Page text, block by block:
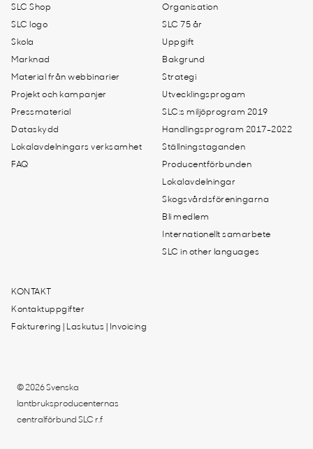
SLC Shop
SLC logo
Skola
Marknad
Material från webbinarier
Projekt och kampanjer
Pressmaterial
Dataskydd
Lokalavdelningars verksamhet
FAQ
Organisation
SLC 75 år
Uppgift
Bakgrund
Strategi
Utvecklingsprogam
SLC:s miljöprogram 2019
Handlingsprogram 2017-2022
Ställningstaganden
Producentförbunden
Lokalavdelningar
Skogsvårdsföreningarna
Bli medlem
Internationellt samarbete
SLC in other languages
KONTAKT
Kontaktuppgifter
Fakturering | Laskutus | Invoicing
© 2026 Svenska
lantbruksproducenternas
centralförbund SLC r.f